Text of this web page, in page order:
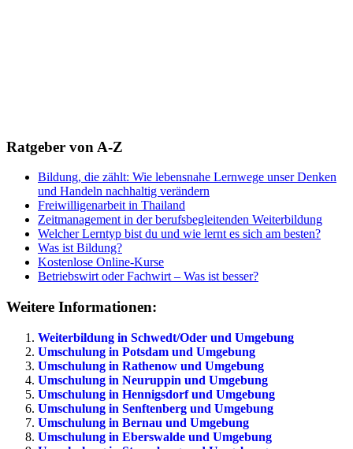
Ratgeber von A-Z
Bildung, die zählt: Wie lebensnahe Lernwege unser Denken
und Handeln nachhaltig verändern
Freiwilligenarbeit in Thailand
Zeitmanagement in der berufsbegleitenden Weiterbildung
Welcher Lerntyp bist du und wie lernt es sich am besten?
Was ist Bildung?
Kostenlose Online-Kurse
Betriebswirt oder Fachwirt – Was ist besser?
Weitere Informationen:
Weiterbildung in Schwedt/Oder und Umgebung
Umschulung in Potsdam und Umgebung
Umschulung in Rathenow und Umgebung
Umschulung in Neuruppin und Umgebung
Umschulung in Hennigsdorf und Umgebung
Umschulung in Senftenberg und Umgebung
Umschulung in Bernau und Umgebung
Umschulung in Eberswalde und Umgebung